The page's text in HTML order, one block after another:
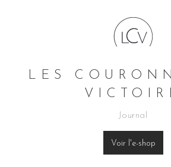
LES
Journal
Voir l'e-shop